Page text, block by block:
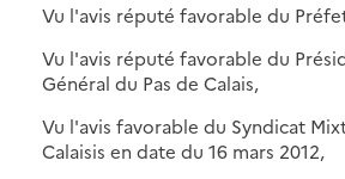
Vu l'avis réputé favorable du
Vu l'avis réputé favorable du
Général du Pas de Calais,
Vu l'avis favorable du Syndicat
Calaisis en date du 16 mars 2012,